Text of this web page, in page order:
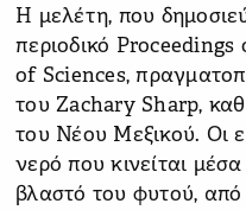
Η μελέτη, που
περιοδικό
of Sciences,
του Zachary Sharp,
του Νέου Μεξικού. Οι
νερό που κινείται
βλαστό του φυτού,